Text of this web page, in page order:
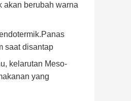
akan berubah warna
saat disantap
kelarutan Meso-
yang